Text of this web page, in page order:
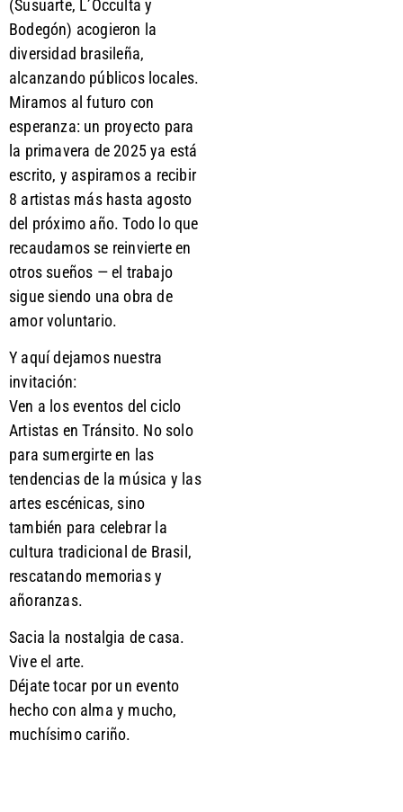
(Susuarte, L’Occulta y
Bodegón) acogieron la
diversidad brasileña,
alcanzando públicos locales.
Miramos al futuro con
esperanza: un proyecto para
la primavera de 2025 ya está
escrito, y aspiramos a recibir
8 artistas más hasta agosto
del próximo año. Todo lo que
recaudamos se reinvierte en
otros sueños — el trabajo
sigue siendo una obra de
amor voluntario.
Y aquí dejamos nuestra
invitación:
Ven a los eventos del ciclo
Artistas en Tránsito. No solo
para sumergirte en las
tendencias de la música y las
artes escénicas, sino
también para celebrar la
cultura tradicional de Brasil,
rescatando memorias y
añoranzas.
Sacia la nostalgia de casa.
Vive el arte.
Déjate tocar por un evento
hecho con alma y mucho,
muchísimo cariño.